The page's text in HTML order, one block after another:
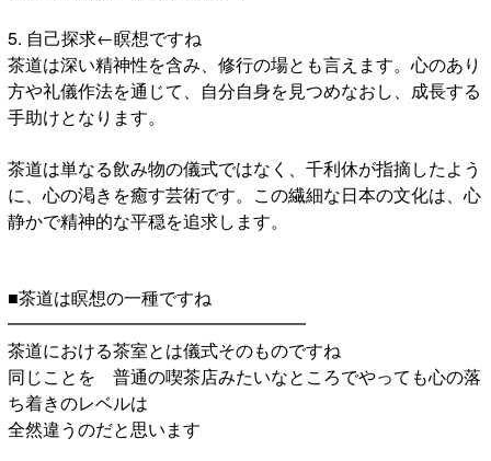
5. 自己探求←瞑想ですね
茶道は深い精神性を含み、修行の場とも言えます。心のあり
方や礼儀作法を通じて、自分自身を見つめなおし、成長する
手助けとなります。
茶道は単なる飲み物の儀式ではなく、千利休が指摘したよう
に、心の渇きを癒す芸術です。この繊細な日本の文化は、心
静かで精神的な平穏を追求します。
■茶道は瞑想の一種ですね
━━━━━━━━━━━━━━━━━
茶道における茶室とは儀式そのものですね
同じことを 普通の喫茶店みたいなところでやっても心の落
ち着きのレベルは
全然違うのだと思います